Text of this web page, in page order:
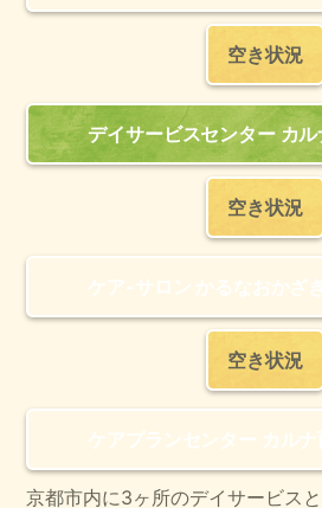
空き状況
デイサービスセンター カ
空き状況
ケア-サロン かるなおかざき
空き状況
ケアプランセンター カル
京都市内に3ヶ所のデイサービス